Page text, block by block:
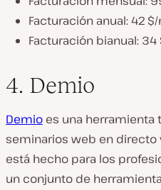
Facturación anual: 42
Facturación bianual:
4. Demio
Demio es una herramienta
seminarios web en directo
está hecho para los
un conjunto de